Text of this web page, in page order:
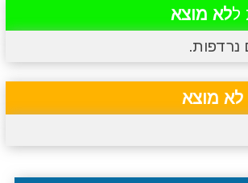
ללא מוצא
נרדפות.
לא מוצא